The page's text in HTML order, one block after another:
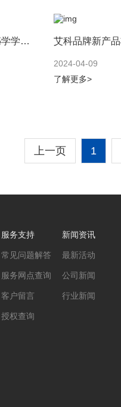
【展会预告】8.7-8.10苏州中华医学会内分泌学学术会议，艾科在B142-146等你
2024-04-09
了解更多>
上一页 1
服务支持
常见问题解答
服务网点查询
客户留言
授权查询
新闻资讯
最新活动
公司新闻
行业新闻